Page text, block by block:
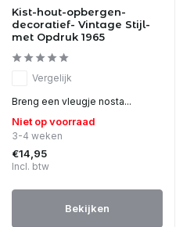
Kist-hout-opbergen-
decoratief- Vintage Stijl-
met Opdruk 1965
Vergelijk
Breng een vleugje nosta...
Niet op voorraad
3-4 weken
€14,95
Incl. btw
Bekijken